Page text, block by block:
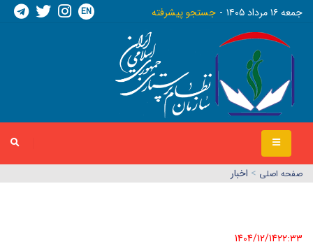
جمعه ١٦ مرداد ١٤٠٥ جستجو پیشرفته EN
صفحه اصلي > اخبار
1404/12/14٢٢:٣٣